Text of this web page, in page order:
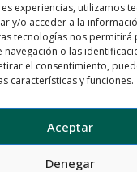
experiencias, utilizamos
y/o acceder a la
tecnologías nos
o las
el consentimiento,
características y funciones.
Aceptar
Denegar